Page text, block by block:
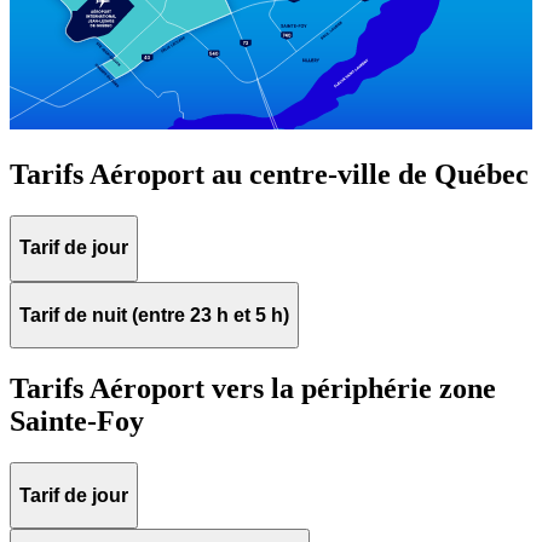
les
restaurants
Atikuss
Buy
Québec
Hors
Taxes
Relay
Spectrum
les
boutiques
Aire
de
jeux
Tarifs Aéroport au centre-ville de Québec
Tarif de jour
Tarif de nuit (entre 23 h et 5 h)
Tarifs Aéroport vers la périphérie zone
Sainte-Foy
Tarif de jour